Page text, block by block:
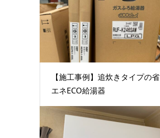
【施工事例】追炊きタイプの省
エネECO給湯器